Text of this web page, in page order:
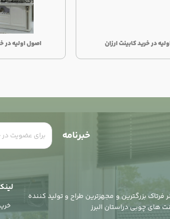
در خرید کابینت ارزان اصول اولیه در
خبرنامه
بزرگترین و مجهزترین طراح و تولید کننده
های چوبی دراستان البرز